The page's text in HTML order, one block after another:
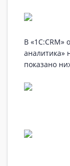
В «1С:CRM»
аналитика»
показано